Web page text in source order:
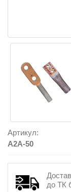
Артикул:
A2A-50
до ТК